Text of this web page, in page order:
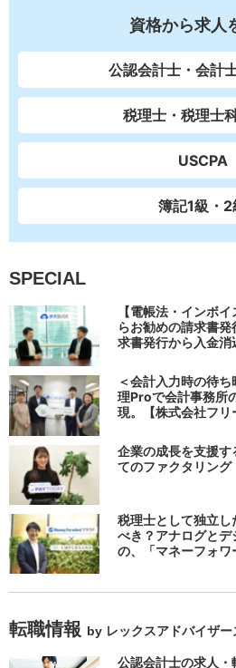
資格から求人
公認会計士・会計
税理士・税理士
USCPA
簿記1級・2
SPECIAL
【電帳法・インボ
らお勧めの請求書
求書発行から入金
＜会計入力時の待
理Proで会計事務所
現。【株式会社フ
企業の成長を支援
てのファクタリング
税理士として独立し
べき？アナログと
の、「マネーフォワ
転職情報 by レックスアドバイザー
公認会計士の求人・